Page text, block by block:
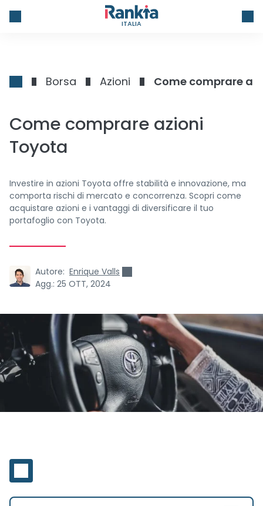
ITALIA
Borsa Azioni Come comprare
Come comprare azioni
Toyota
Investire in azioni Toyota offre stabilità e innovazione, ma
comporta rischi di mercato e concorrenza. Scopri come
acquistare azioni e i vantaggi di diversificare il tuo
portafoglio con Toyota.
Autore: Enrique Valls
Agg.: 25 OTT, 2024